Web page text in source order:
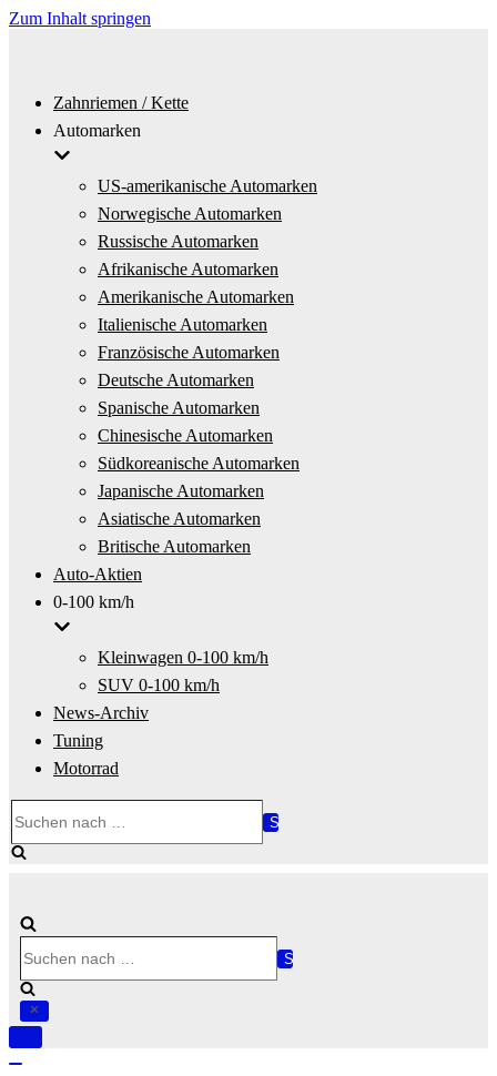
Zum Inhalt springen
Zahnriemen / Kette
Automarken
US-amerikanische Automarken
Norwegische Automarken
Russische Automarken
Afrikanische Automarken
Amerikanische Automarken
Italienische Automarken
Französische Automarken
Deutsche Automarken
Spanische Automarken
Chinesische Automarken
Südkoreanische Automarken
Japanische Automarken
Asiatische Automarken
Britische Automarken
Auto-Aktien
0-100 km/h
Kleinwagen 0-100 km/h
SUV 0-100 km/h
News-Archiv
Tuning
Motorrad
nach …
nach …
Navigation